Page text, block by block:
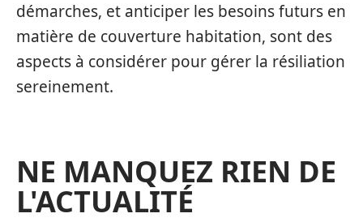
démarches, et anticiper les besoins futurs en
matière de couverture habitation, sont des
aspects à considérer pour gérer la résiliation
sereinement.
NE MANQUEZ RIEN DE
L'ACTUALITÉ